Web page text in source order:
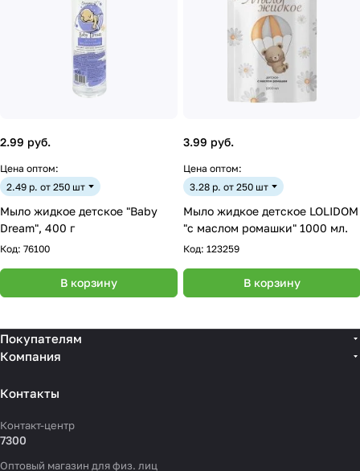
2.99 руб.
Цена оптом:
2.49 р. от 250 шт
Мыло жидкое детское "Baby
Dream", 400 г
Код: 76100
В корзину
3.99 руб.
Цена оптом:
3.28 р. от 250 шт
Мыло жидкое детское LOLIDOM
"с маслом ромашки" 1000 мл.
Код: 123259
В корзину
Покупателям
Компания
Контакты
Контакт-центр
7300
Оптовый магазин для физ. лиц